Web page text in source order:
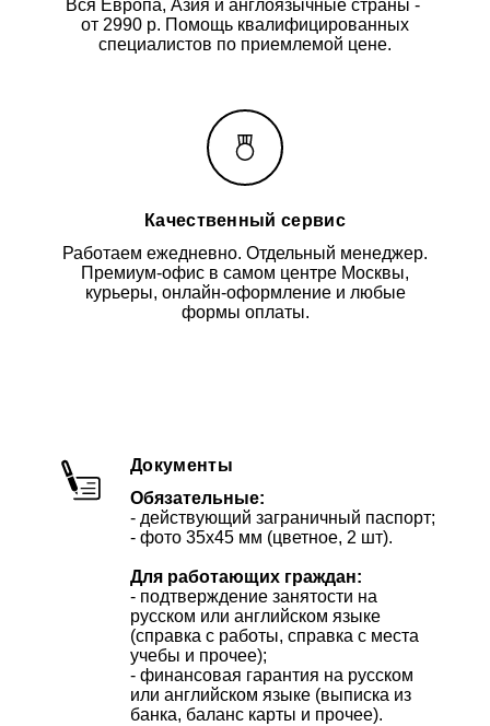
Вся Европа, Азия и англоязычные страны -
от 2990 р. Помощь квалифицированных
специалистов по приемлемой цене.
Качественный сервис
Работаем ежедневно. Отдельный менеджер.
Премиум-офис в самом центре Москвы,
курьеры, онлайн-оформление и любые
формы оплаты.
Документы
Обязательные:
- действующий заграничный паспорт;
- фото 35х45 мм (цветное, 2 шт).
Для работающих граждан:
- подтверждение занятости на
русском или английском языке
(справка с работы, справка с места
учебы и прочее);
- финансовая гарантия на русском
или английском языке (выписка из
банка, баланс карты и прочее).